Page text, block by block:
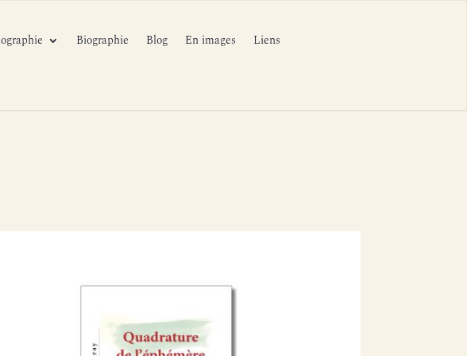
Biographie Blog En images Liens